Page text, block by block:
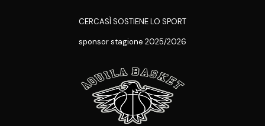
CERCASÌ SOSTIENE LO SPORT
sponsor stagione 2025/2026